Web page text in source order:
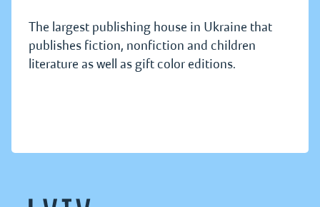
The largest publishing house in Ukraine that
publishes fiction, nonfiction and children
literature as well as gift color editions.